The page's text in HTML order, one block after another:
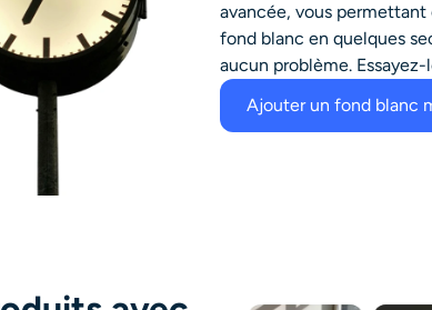
avancée, vous
fond blanc en quelques
aucun problème.
Ajouter un fond blanc